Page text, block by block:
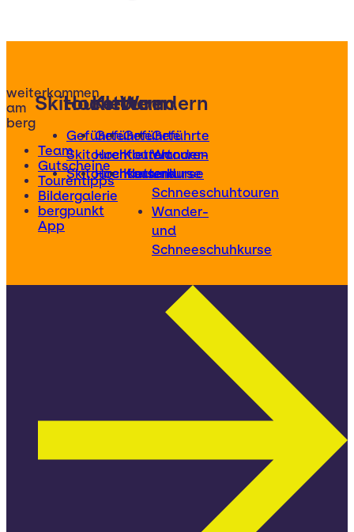
weiterkommen
am
berg
Team
Gutscheine
Tourentipps
Bildergalerie
bergpunkt
App
Skitouren
Geführte
Skitouren
Skitourenkurse
Hochtouren
Geführte
Hochtouren
Hochtourenkurse
Klettern
Geführte
Klettertouren
Kletterkurse
Wandern
Geführte
Wander-
und
Schneeschuhtouren
Wander-
und
Schneeschuhkurse